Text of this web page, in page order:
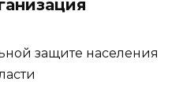
защите населения